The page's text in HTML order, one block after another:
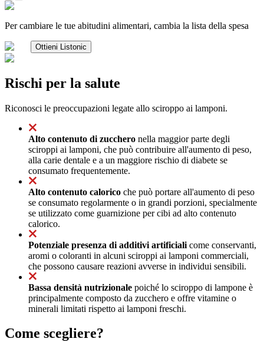
Per cambiare le tue abitudini alimentari, cambia la lista della spesa
Ottieni Listonic
Rischi per la salute
Riconosci le preoccupazioni legate allo sciroppo ai lamponi.
Alto contenuto di zucchero nella maggior parte degli
sciroppi ai lamponi, che può contribuire all'aumento di peso,
alla carie dentale e a un maggiore rischio di diabete se
consumato frequentemente.
Alto contenuto calorico che può portare all'aumento di peso
se consumato regolarmente o in grandi porzioni, specialmente
se utilizzato come guarnizione per cibi ad alto contenuto
calorico.
Potenziale presenza di additivi artificiali come conservanti,
aromi o coloranti in alcuni sciroppi ai lamponi commerciali,
che possono causare reazioni avverse in individui sensibili.
Bassa densità nutrizionale poiché lo sciroppo di lampone è
principalmente composto da zucchero e offre vitamine o
minerali limitati rispetto ai lamponi freschi.
Come scegliere?